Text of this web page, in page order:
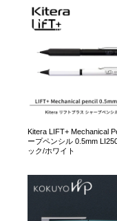
Kitera LIFT+ Mechanical
ープペンシル 0.5mm
ック/ホワイト